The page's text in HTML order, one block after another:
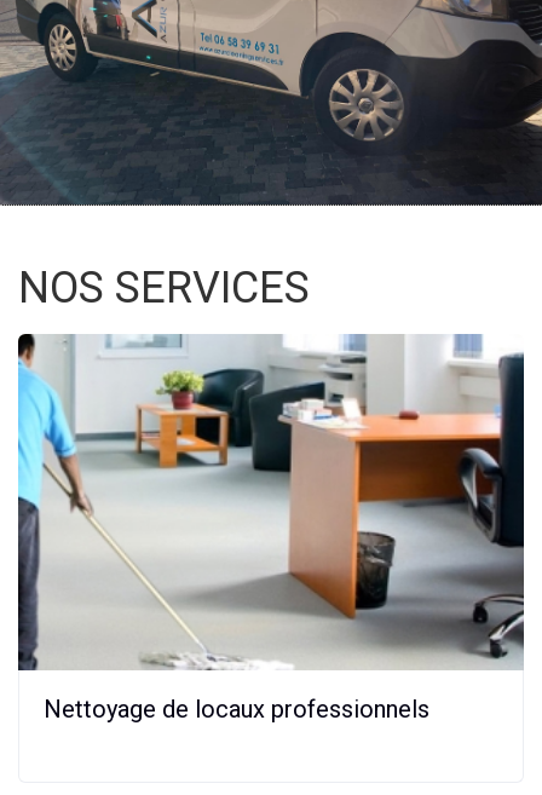
NOS SERVICES
Nettoyage de locaux professionnels